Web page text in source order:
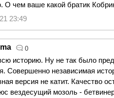
О чем ваше какой братик
23:49
0
историю. Ну не так было
Совершенно независимая
версия не катит. Качество
вездесущий мозоль -